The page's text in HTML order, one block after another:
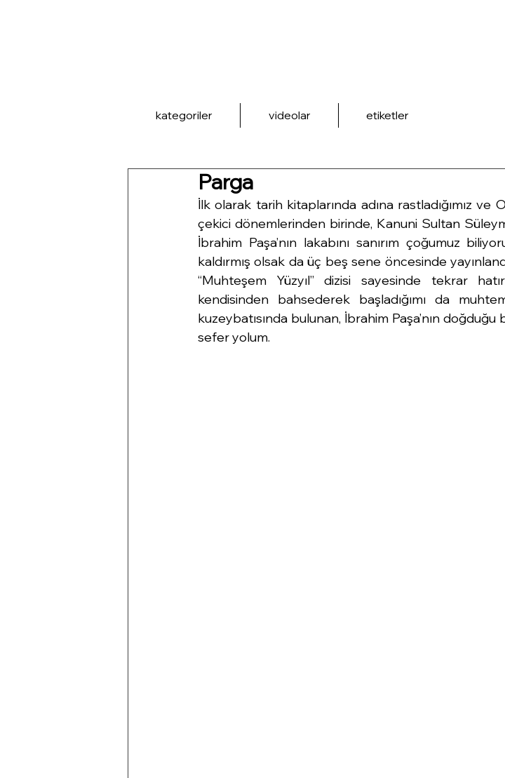
Parga
İlk olarak tarih kitaplarında adına rastladığımız ve
çekici dönemlerinden birinde, Kanuni Sultan
İbrahim Paşa’nın lakabını sanırım çoğumuz
kaldırmış olsak da üç beş sene öncesinde
“Muhteşem Yüzyıl” dizisi sayesinde tekrar
kendisinden bahsederek başladığımı da
kuzeybatısında bulunan, İbrahim Paşa’nın
sefer yolum.
kategoriler videolar etiketler